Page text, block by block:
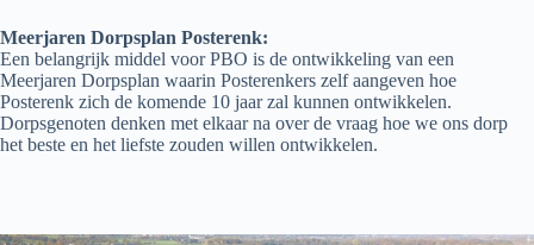
Meerjaren Dorpsplan Posterenk:
Een belangrijk middel voor PBO is de ontwikkeling van een
Meerjaren Dorpsplan waarin Posterenkers zelf aangeven hoe
Posterenk zich de komende 10 jaar zal kunnen ontwikkelen.
Dorpsgenoten denken met elkaar na over de vraag hoe we ons dorp
het beste en het liefste zouden willen ontwikkelen.